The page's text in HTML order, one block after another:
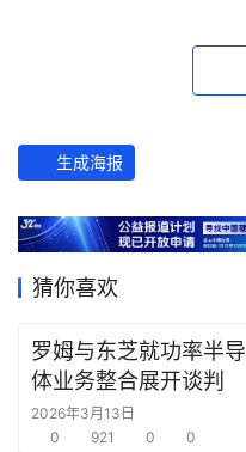
头
度
产
数
据
生成海报
猜你喜欢
罗姆与东芝就功率半导
体业务整合展开谈判
2026年3月13日
0
921 0 0